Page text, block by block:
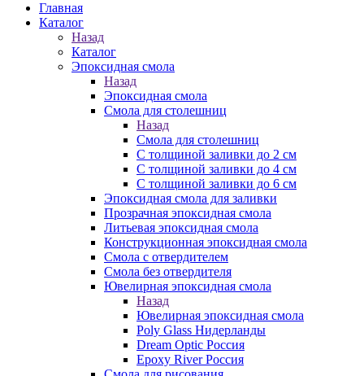
Главная
Каталог
Назад
Каталог
Эпоксидная смола
Назад
Эпоксидная смола
Смола для столешниц
Назад
Смола для столешниц
С толщиной заливки до 2 см
С толщиной заливки до 4 см
С толщиной заливки до 6 см
Эпоксидная смола для заливки
Прозрачная эпоксидная смола
Литьевая эпоксидная смола
Конструкционная эпоксидная смола
Смола с отвердителем
Смола без отвердителя
Ювелирная эпоксидная смола
Назад
Ювелирная эпоксидная смола
Poly Glass Нидерланды
Dream Optic Россия
Epoxy River Россия